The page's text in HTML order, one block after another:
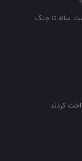
ساله تا جنگ
کردند